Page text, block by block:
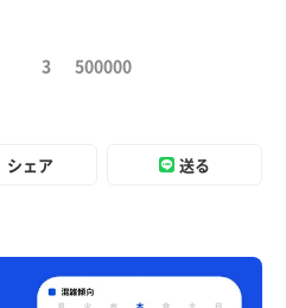
3 500000
シェア 送る